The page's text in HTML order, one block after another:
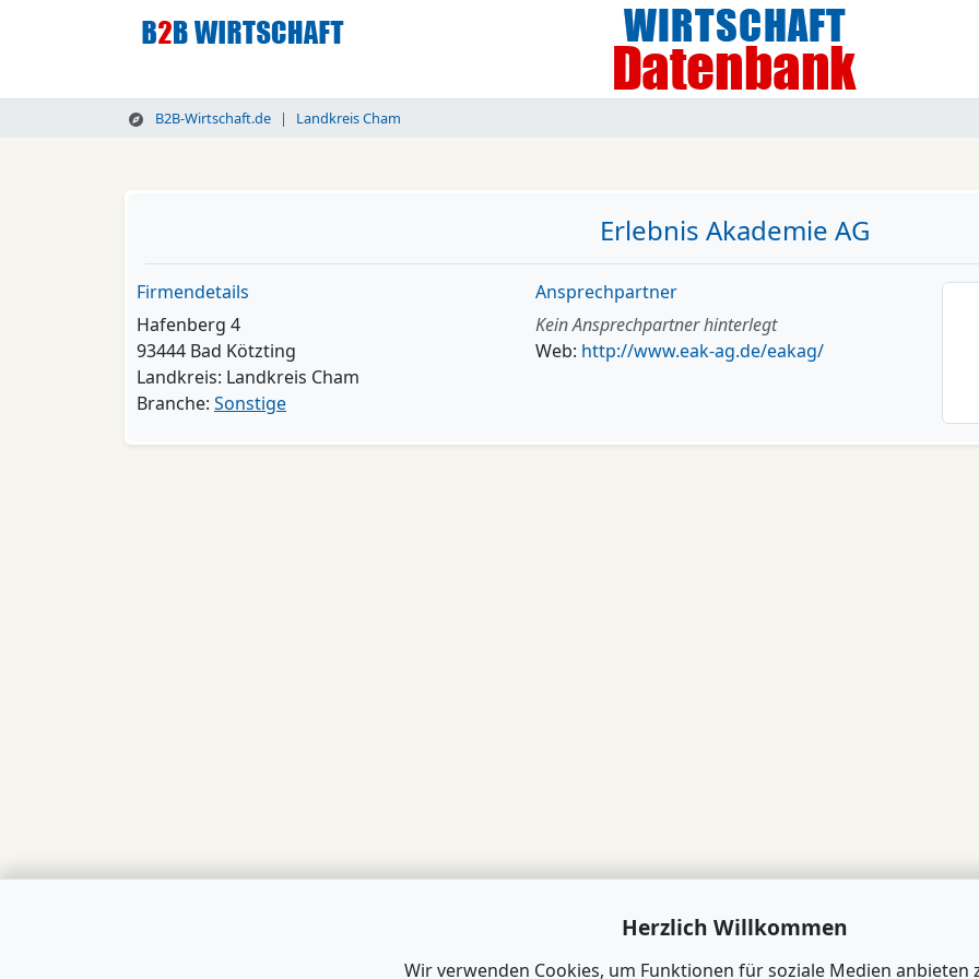
B2B-Wirtschaft.de Landkreis Cham
Erlebnis Akademie AG
Firmendetails
Hafenberg 4
93444 Bad Kötzting
Landkreis: Landkreis Cham
Branche: Sonstige
Ansprechpartner
Kein Ansprechpartner hinterlegt
Web: http://www.eak-ag.de/eakag/
Herzlich Willkommen
Wir verwenden Cookies, um Funktionen für soziale Medien anbieten